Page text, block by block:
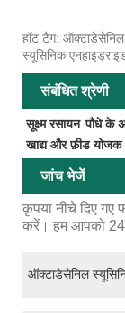
हॉट टैग:
स्यूसिनिक
संबंधित श्रेणी
सूक्ष्म रसायन पौधे के
खाद्य और फ़ीड योजक
जांच भेजें
कृपया नीचे दिए गए
करें। हम आपको 24